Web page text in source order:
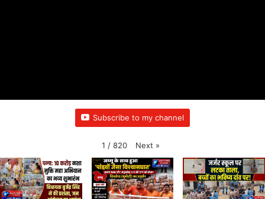
Subscribe to my channel
1 / 820 Next »